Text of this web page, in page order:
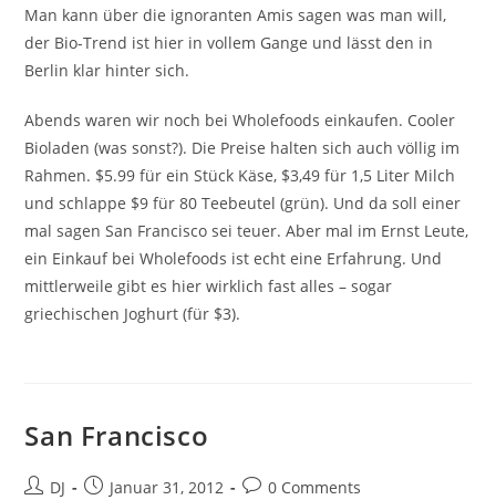
Man kann über die ignoranten Amis sagen was man will,
der Bio-Trend ist hier in vollem Gange und lässt den in
Berlin klar hinter sich.
Abends waren wir noch bei Wholefoods einkaufen. Cooler
Bioladen (was sonst?). Die Preise halten sich auch völlig im
Rahmen. $5.99 für ein Stück Käse, $3,49 für 1,5 Liter Milch
und schlappe $9 für 80 Teebeutel (grün). Und da soll einer
mal sagen San Francisco sei teuer. Aber mal im Ernst Leute,
ein Einkauf bei Wholefoods ist echt eine Erfahrung. Und
mittlerweile gibt es hier wirklich fast alles – sogar
griechischen Joghurt (für $3).
San Francisco
Beitrags-
DJ
BeitragJanuar 31, 2012
Beitrags-
0 Comments